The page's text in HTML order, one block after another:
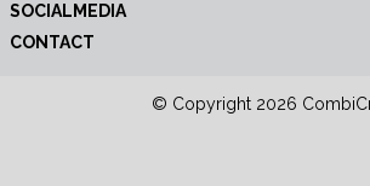
SOCIALMEDIA
CONTACT
© Copyright 2026